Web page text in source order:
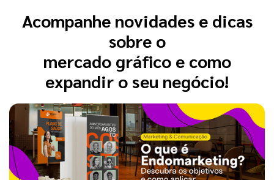
Acompanhe novidades e dicas
sobre o
mercado gráfico e como
expandir o seu negócio!